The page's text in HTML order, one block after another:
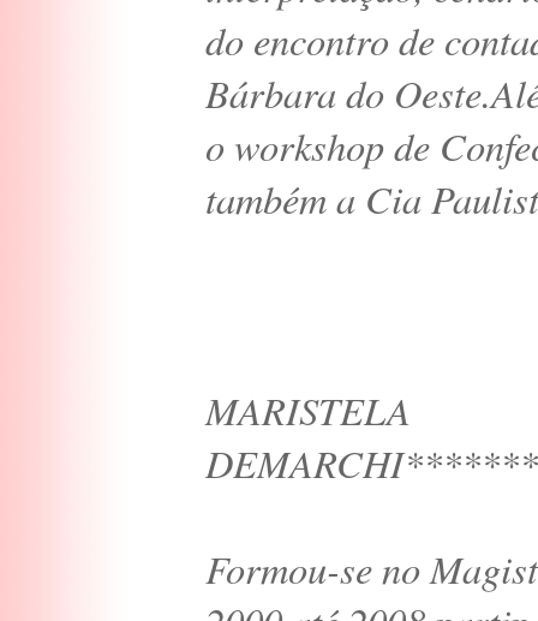
do encontro de
Bárbara do
o workshop de
também a Cia
MARISTELA
Formou-se no